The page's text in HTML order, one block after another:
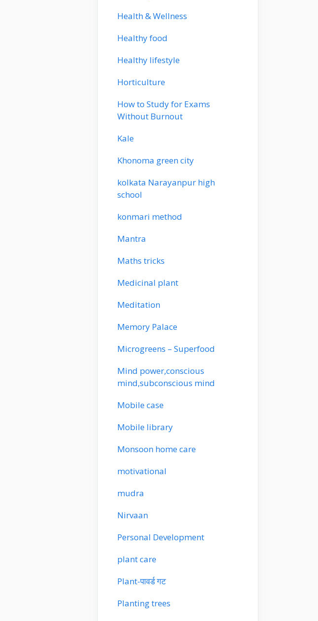
Health & Wellness
Healthy food
Healthy lifestyle
Horticulture
How to Study for Exams
Without Burnout
Kale
Khonoma green city
kolkata Narayanpur high
school
konmari method
Mantra
Maths tricks
Medicinal plant
Meditation
Memory Palace
Microgreens – Superfood
Mind power,conscious
mind,subconscious mind
Mobile case
Mobile library
Monsoon home care
motivational
mudra
Nirvaan
Personal Development
plant care
Plant-पावर्ड गट
Planting trees